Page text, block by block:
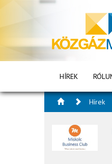
HÍREK
Hírek